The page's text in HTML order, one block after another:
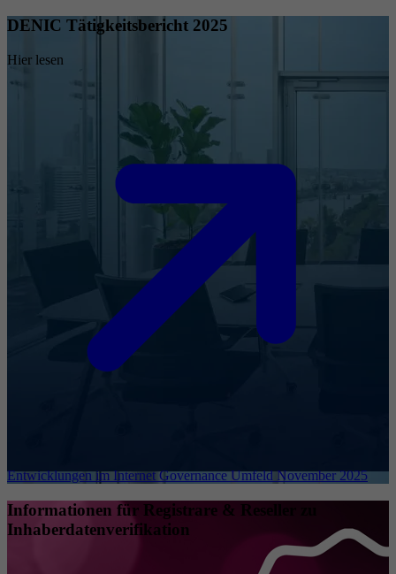
DENIC Tätigkeitsbericht 2025
Hier lesen
Entwicklungen im Internet Governance Umfeld November 2025
Informationen für Registrare & Reseller zu
Inhaberdatenverifikation